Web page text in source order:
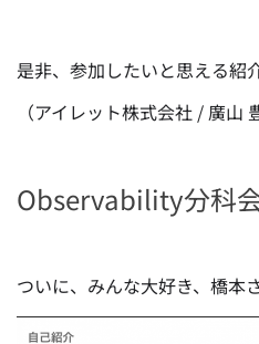
是非、参加したいと思える紹
（アイレット株式会社 / 廣山
Observability分科
ついに、みんな大好き、橋本